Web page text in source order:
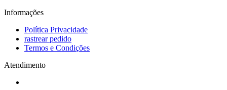
Informações
Política Privacidade
rastrear pedido
Termos e Condições
Atendimento